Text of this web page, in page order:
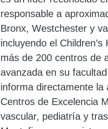
responsable a
Bronx, Westchester y
incluyendo el
más de 200 centros de
avanzada en su
informa directamente la
Centros de Excelencia
vascular, pediatría y